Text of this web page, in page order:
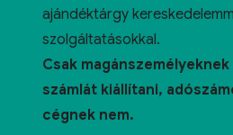
ajándéktárgy
szolgáltatásokkal.
Csak
számlát kiállítani,
cégnek nem.